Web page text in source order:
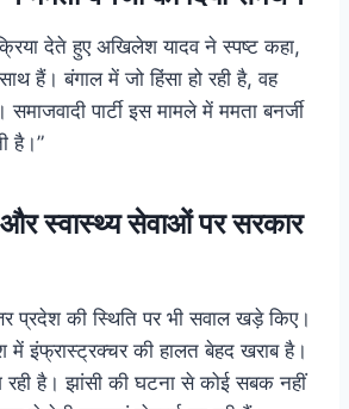
देते हुए अखिलेश यादव ने स्पष्ट कहा,
हैं। बंगाल में जो हिंसा हो रही है, वह
पार्टी इस मामले में ममता बनर्जी
है।”
स्वास्थ्य सेवाओं पर सरकार
प्रदेश की स्थिति पर भी सवाल खड़े किए।
में इंफ्रास्ट्रक्चर की हालत बेहद खराब है।
है। झांसी की घटना से कोई सबक नहीं